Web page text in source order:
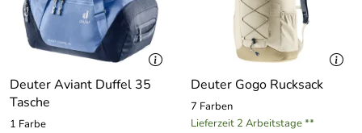
Deuter Aviant Duffel 35
Tasche
1 Farbe
Deuter Gogo Rucksack
7 Farben
Lieferzeit 2 Arbeitstage **